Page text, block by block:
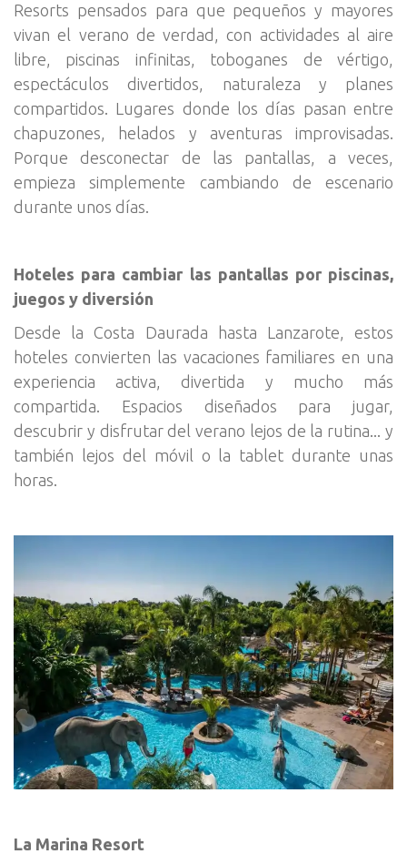
Resorts pensados para que pequeños y mayores
vivan el verano de verdad, con actividades al aire
libre, piscinas infinitas, toboganes de vértigo,
espectáculos divertidos, naturaleza y planes
compartidos. Lugares donde los días pasan entre
chapuzones, helados y aventuras improvisadas.
Porque desconectar de las pantallas, a veces,
empieza simplemente cambiando de escenario
durante unos días.
Hoteles para cambiar las pantallas por piscinas,
juegos y diversión
Desde la Costa Daurada hasta Lanzarote, estos
hoteles convierten las vacaciones familiares en una
experiencia activa, divertida y mucho más
compartida. Espacios diseñados para jugar,
descubrir y disfrutar del verano lejos de la rutina... y
también lejos del móvil o la tablet durante unas
horas.
La Marina Resort